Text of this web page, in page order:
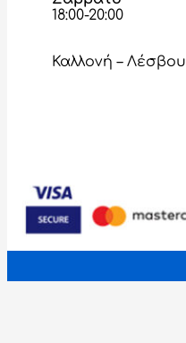
18:00-20:00
Καλλονή – Λέσβου